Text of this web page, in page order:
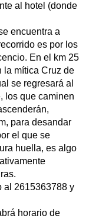
al hotel (donde
encuentra a
es por los
En el km 25
la mítica Cruz de
se regresará al
los que caminen
para desandar
el que se
huella, es algo
al 2615363788 y
horario de